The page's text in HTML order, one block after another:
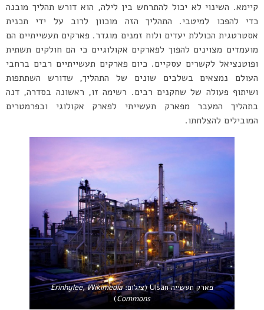
קיימא. השינוי לא יכול להתרחש בין לילה, הוא דורש תהליך מובנה
כדי להפכו למיטבי. התהליך הזה מוכוון לרוב על ידי תכנית
אסטרטגית הכוללת יעדים ולוח זמנים מוגדר. פארקים תעשייתיים הם
מועמדים מצוינים להפוך לפארקים אקולוגיים כי הם חולקים תשתית
ופוטנציאל לקשרים עסקיים. כיום פארקים תעשייתיים רבים ברחבי
העולם נמצאים בשלבים שונים של התהליך, שדורש השתתפות
ושיתוף פעולה של שחקנים רבים. רשימה זו, ראשונה בסדרה, דנה
בתהליך המעבר מפארק תעשייתי לפארק אקולוגי ובפרמטרים
המובילים להצלחתו.
פארק תעשייה Ulsan (צילום:
Erinhylee, Wikimedia
Commons
)